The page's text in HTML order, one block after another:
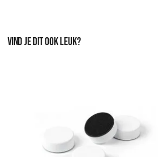
Vind je dit ook leuk?